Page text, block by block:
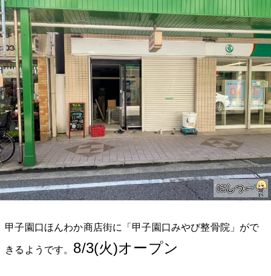
甲子園口ほんわか商店街に「甲子園口みやび整骨院」がで
きるようです。 8/3(火)オープン